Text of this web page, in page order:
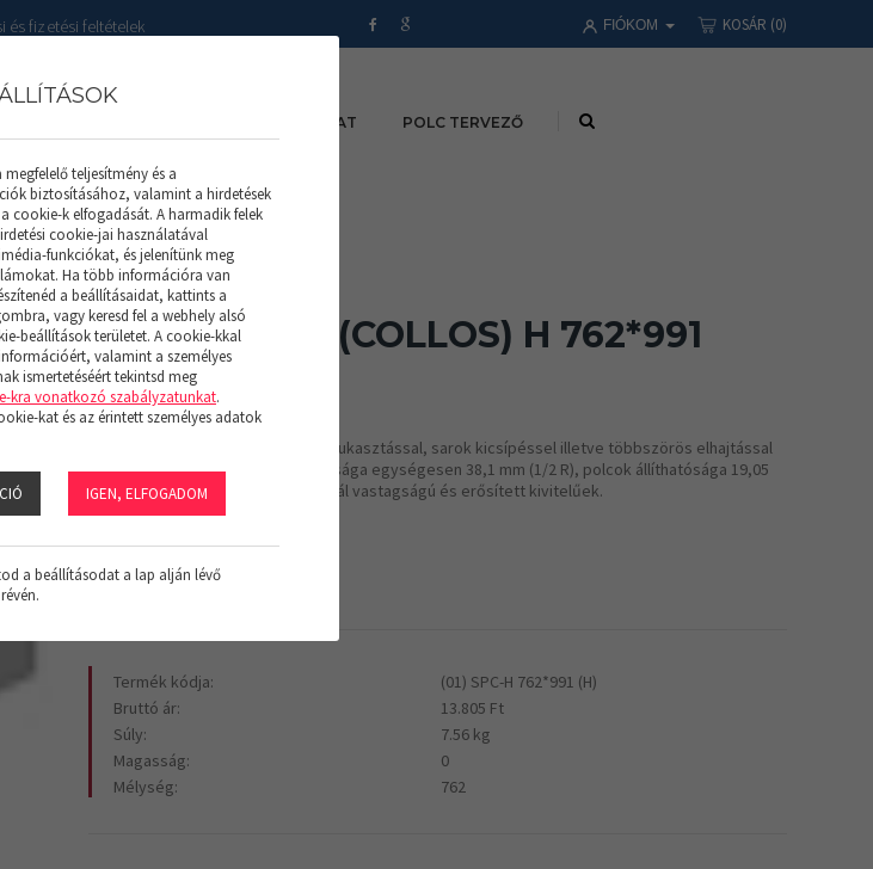
és fizetési feltételek FIÓKOM KOSÁR (0)
KAPCSOLAT POLC TERVEZŐ
SALGÓ POLC (COLLOS) H 762*991
(H)
Hidegen hengerelt acéllemezből lyukasztással, sarok kicsípéssel illetve többszörös elhajtással
merevített tálcák. A polcok magassága egységesen 38,1 mm (1/2 R), polcok állíthatósága 19,05
mm (1/4R). A polcok lehetnek normál vastagságú és erősített kivitelűek.
10.870 Ft
Termék kódja:
(01) SPC-H 762*991 (H)
Bruttó ár:
13.805 Ft
Súly:
7.56 kg
Magasság:
0
Mélység:
762
teljesítmény és a
biztosításához, valamint a hirdetések
cookie-k elfogadását. A harmadik felek
cookie-jai használatával
funkciókat, és jelenítünk meg
Ha több információra van
a beállításaidat, kattints a
vagy keresd fel a webhely alsó
beállítások területet. A cookie-kkal
valamint a személyes
ismertetéséért tekintsd meg
kra vonatkozó szabályzatunkat.
kat és az érintett személyes adatok
IGEN, ELFOGADOM
a beállításodat a lap alján lévő